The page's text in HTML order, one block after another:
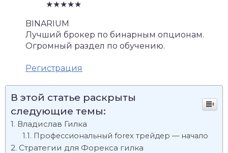
★★★★★
BINARIUM
Лучший брокер по бинарным опционам.
Огромный раздел по обучению.
Регистрация
В этой статье раскрыты
следующие темы:
Владислав Гилка
Профессиональный forex трейдер — начало
Стратегии для Форекса гилка